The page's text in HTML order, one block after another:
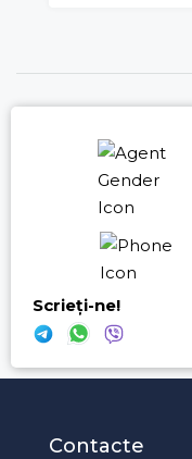
Scrieți-ne!
Contacte